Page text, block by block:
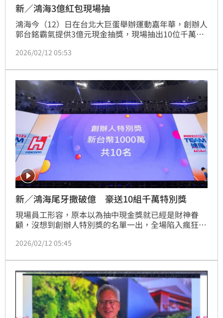
新／鴻海3億紅包現場抽
鴻海今（12）日在台北大巨蛋舉辦運動嘉年華，創辦人
郭台銘霸氣提供3億元現金抽獎，現場抽出10位千萬富
劉揚偉更自信表示，鴻海去年營收創8.1兆元歷史新
續引領集團騰飛。這場盛會不僅展現鴻海作為電子代工
龍頭的「鈔能力」，更凸顯其對員工的慷慨，鞏固了幸
福企業的形象，也為全球科技產業樹立了新的標竿。
2026/02/12 05:53
新／鴻海尾牙撒破億 豪送10組千萬特別獎
現場員工形容，原本以為抽中現金獎就已經是財神眷
顧，沒想到創辦人特別獎的名單一出，全場陷入瘋狂尖
「20萬」現金獎項，光是這一輪特別獎的總獎金就噴發
幕上的中獎名單。
2026/02/12 05:45